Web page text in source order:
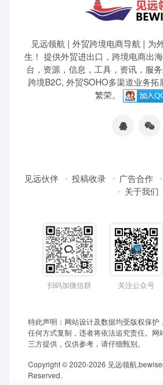
见远领航 | 外贸跨境电商导航 | 为
生！ 提供外贸进出口，跨境电商出
台，资源，信息，工具，资讯，服
跨境B2C, 外贸SOHO多渠道业务
繁荣。
见远伙伴 投稿收录 广告合作
关于我们
扫码加微信群 关注公众号
特此声明：网站设计及数据均受版权保护
任何方式复制，违者将依法追究责任。网
三方提供，仅供参考，请仔细甄别。
Copyright © 2020-2026 见远领航
Reserved.